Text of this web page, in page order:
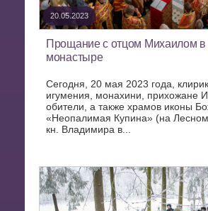
20.05.2023
Прощание с отцом Михаилом
монастыре
Сегодня, 20 мая 2023 года,
игумения, монахини, прихожане
обители, а также храмов иконы
«Неопалимая Купина» (на Лесном
кн. Владимира в...